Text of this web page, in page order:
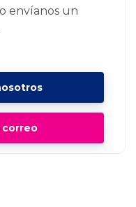
envíanos un
correo